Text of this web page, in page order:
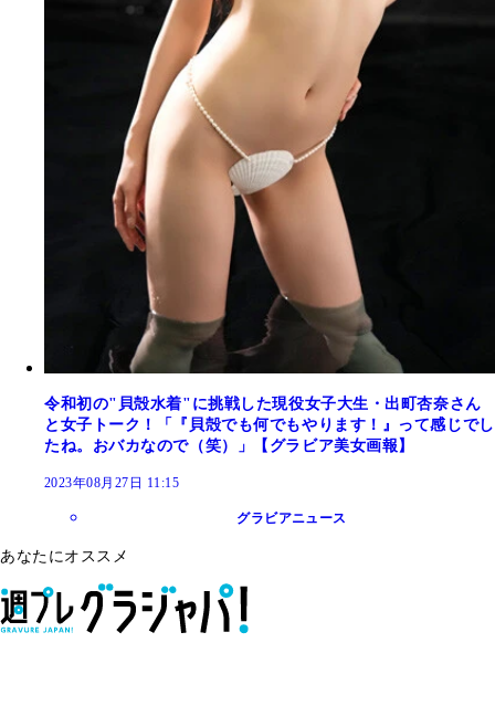
令和初の"貝殻水着"に挑戦した現役女子大生・出町杏奈さん
と女子トーク！「『貝殻でも何でもやります！』って感じでし
たね。おバカなので（笑）」【グラビア美女画報】
2023年08月27日 11:15
グラビアニュース
あなたにオススメ